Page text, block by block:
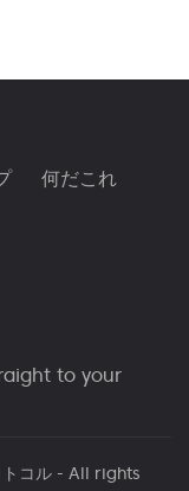
何だこれ
to your
コル- All rights